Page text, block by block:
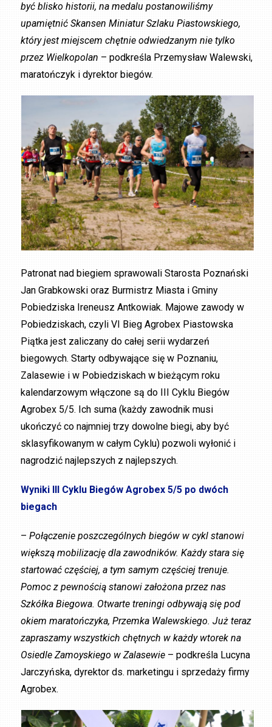
być blisko historii, na medalu postanowiliśmy
upamiętnić Skansen Miniatur Szlaku Piastowskiego,
który jest miejscem chętnie odwiedzanym nie tylko
przez Wielkopolan – podkreśla Przemysław Walewski,
maratończyk i dyrektor biegów.
Patronat nad biegiem sprawowali Starosta Poznański
Jan Grabkowski oraz Burmistrz Miasta i Gminy
Pobiedziska Ireneusz Antkowiak. Majowe zawody w
Pobiedziskach, czyli VI Bieg Agrobex Piastowska
Piątka jest zaliczany do całej serii wydarzeń
biegowych. Starty odbywające się w Poznaniu,
Zalasewie i w Pobiedziskach w bieżącym roku
kalendarzowym włączone są do III Cyklu Biegów
Agrobex 5/5. Ich suma (każdy zawodnik musi
ukończyć co najmniej trzy dowolne biegi, aby być
sklasyfikowanym w całym Cyklu) pozwoli wyłonić i
nagrodzić najlepszych z najlepszych.
Wyniki III Cyklu Biegów Agrobex 5/5 po dwóch
biegach
–Połączenie poszczególnych biegów w cykl stanowi
większą mobilizację dla zawodników. Każdy stara się
startować częściej, a tym samym częściej trenuje.
Pomoc z pewnością stanowi założona przez nas
Szkółka Biegowa. Otwarte treningi odbywają się pod
okiem maratończyka, Przemka Walewskiego. Już teraz
zapraszamy wszystkich chętnych w każdy wtorek na
Osiedle Zamoyskiego w Zalasewie – podkreśla Lucyna
Jarczyńska, dyrektor ds. marketingu i sprzedaży firmy
Agrobex.